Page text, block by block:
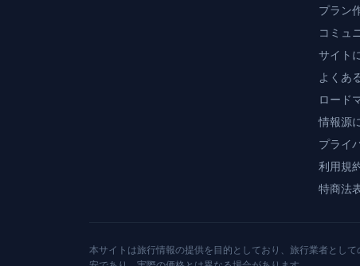
プラン
コミュ
サイト
よくあ
ロード
情報源
プライ
利用規
特商法
本サイトは旅行情報の提供を目的としており、旅行業者とし